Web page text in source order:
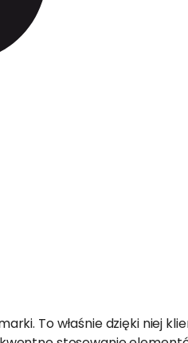
To właśnie dzięki niej